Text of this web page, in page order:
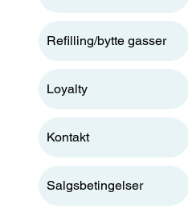
Refilling/bytte gasser
Loyalty
Kontakt
Salgsbetingelser